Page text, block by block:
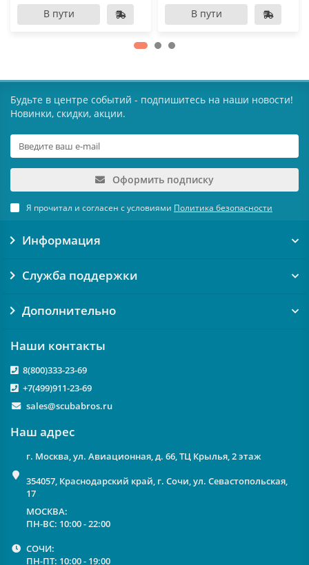
В пути В пути
Будьте в центре событий - подпишитесь на наши новости!
Новинки, скидки, акции.
Оформить подписку
Я прочитал и согласен с условиями Политика безопасности
Информация
Служба поддержки
Дополнительно
Наши контакты
8(800)333-23-69
+7(499)911-23-69
sales@scubabros.ru
Наш адрес
г. Москва, ул. Авиационная, д. 66, ТЦ Крылья, 2 этаж
354057, Краснодарский край, г. Сочи, ул. Севастопольская,
17
МОСКВА:
ПН-ВС: 10:00 - 22:00
СОЧИ:
ПН-ПТ: 10:00 - 19:00